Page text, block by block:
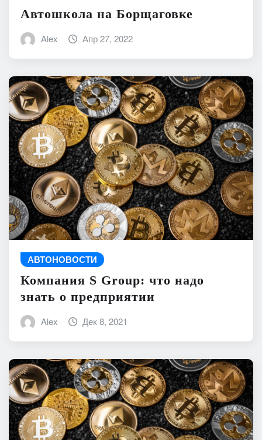
Автошкола на Борщаговке
Alex Апр 27, 2022
АВТОНОВОСТИ
Компания S Group: что надо
знать о предприятии
Alex Дек 8, 2021